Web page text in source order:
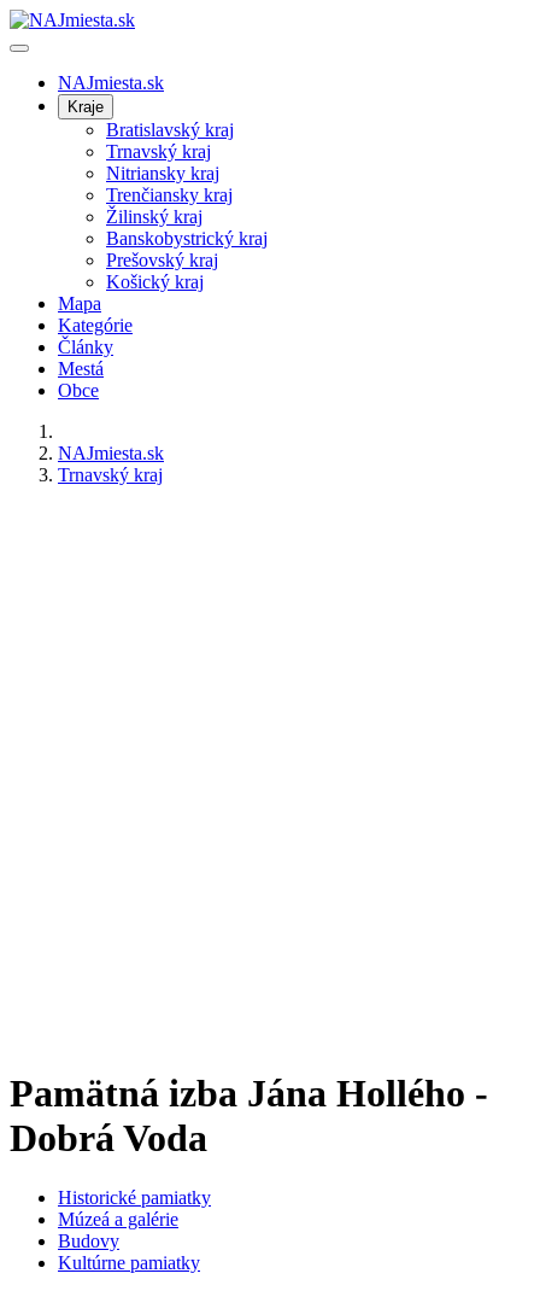
NAJmiesta.sk
Kraje
Bratislavský kraj
Trnavský kraj
Nitriansky kraj
Trenčiansky kraj
Žilinský kraj
Banskobystrický kraj
Prešovský kraj
Košický kraj
Mapa
Kategórie
Články
Mestá
Obce
NAJmiesta.sk
Trnavský kraj
Pamätná izba Jána Hollého -
Dobrá Voda
Historické pamiatky
Múzeá a galérie
Budovy
Kultúrne pamiatky